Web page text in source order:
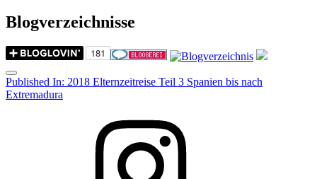
Blogverzeichnisse
Menu
Post
navigation
Published In: 2018 Elternzeitreise Teil 3 Spanien bis nach
Extremadura